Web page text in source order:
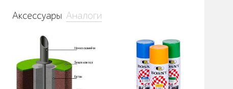
Аксессуары Аналоги